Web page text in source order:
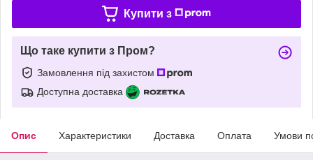
Купити з
Що таке купити з Пром?
Замовлення під захистом
Доступна доставка
Опис Характеристики Доставка Оплата Умови